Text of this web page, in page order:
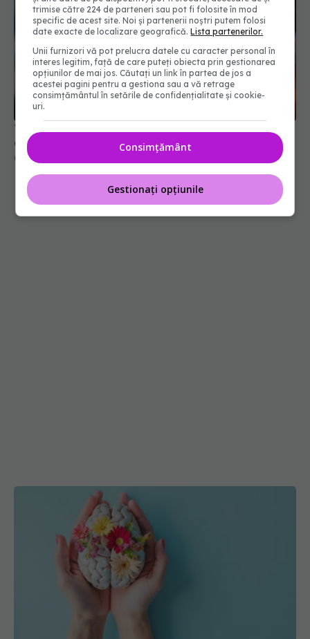
Tumora de câțiva milimetri care te poate ucide în
câteva ore. Avertismentul medicilor
01 aug 2026, 20:51
Un obicei din primii ani de viață, asociat cu un risc
cu 46% mai mic de Alzheimer
trimise către 224 de parteneri sau pot fi folosite în mod
specific de acest site. Noi și partenerii noștri putem folosi
date exacte de localizare geografică.Lista partenerilor.
Unii furnizori vă pot prelucra datele cu caracter personal în
interes legitim, față de care puteți obiecta prin gestionarea
opțiunilor de mai jos. Căutați un link în partea de jos a
acestei pagini pentru a gestiona sau a vă retrage
consimțământul în setările de confidențialitate și cookie-
uri.
Consimțământ
Gestionați opțiunile